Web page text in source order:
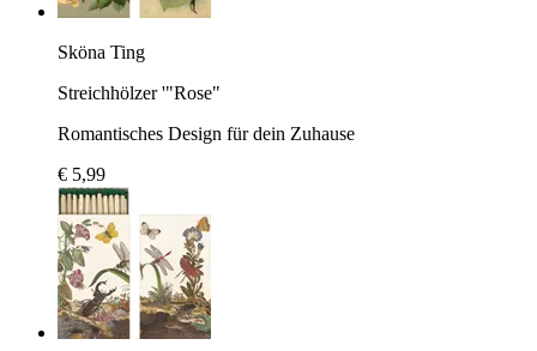
Sköna Ting
Streichhölzer '"Rose"
Romantisches Design für dein Zuhause
€ 5,99